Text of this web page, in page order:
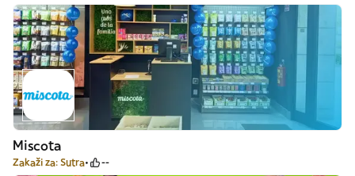
Miscota
Zakaži za: Sutra --